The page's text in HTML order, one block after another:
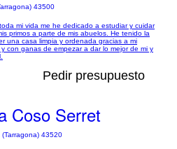
43500
mi vida me he dedicado a estudiar y cuidar
primos a parte de mis abuelos. He tenido la
una casa limpia y ordenada gracias a mi
con ganas de empezar a dar lo mejor de mi y
Pedir presupuesto
Coso Serret
43520